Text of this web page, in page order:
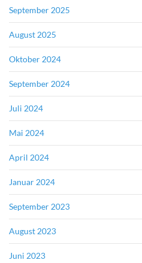
September 2025
August 2025
Oktober 2024
September 2024
Juli 2024
Mai 2024
April 2024
Januar 2024
September 2023
August 2023
Juni 2023